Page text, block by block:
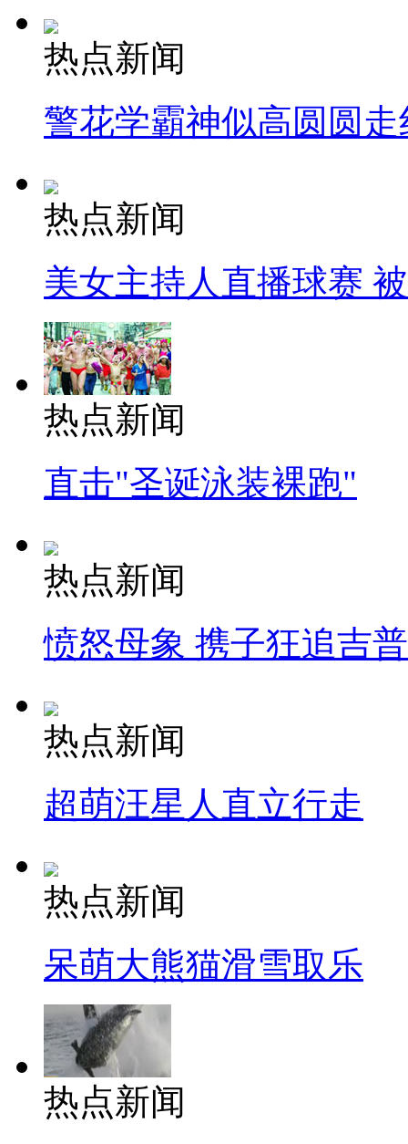
热点新闻
警花学霸神似高圆圆走
热点新闻
美女主持人直播球赛
热点新闻
直击"圣诞泳装裸跑"
热点新闻
愤怒母象 携子狂追吉
热点新闻
超萌汪星人直立行走
热点新闻
呆萌大熊猫滑雪取乐
热点新闻